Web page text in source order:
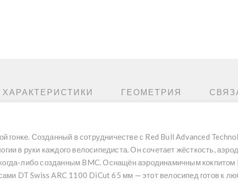
ХАРАКТЕРИСТИКИ ГЕОМЕТРИЯ
гонке. Созданный в сотрудничестве с Red Bull Advanced
в руки каждого велосипедиста. Он сочетает жёсткость,
либо созданным BMC. Оснащён аэродинамичным кокпитом
DT Swiss ARC 1100 DiCut 65 мм — этот велосипед готов к